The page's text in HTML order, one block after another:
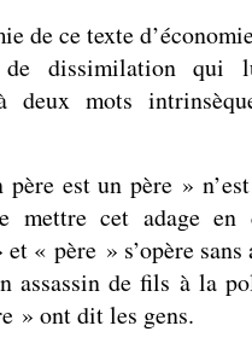
de ce texte
de dissimilation qui
deux mots
est un père »
cet adage en
« père » s’opère
assassin de fils à la
» ont dit les gens.